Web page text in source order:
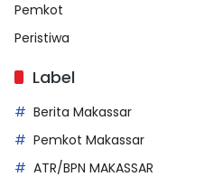
Pemkot
Peristiwa
Label
Berita Makassar
Pemkot Makassar
ATR/BPN MAKASSAR